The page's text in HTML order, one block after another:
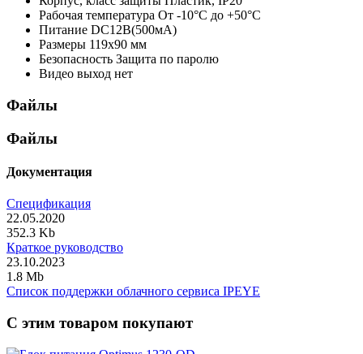
Рабочая температура От -10°С до +50°С
Питание DC12В(500мА)
Размеры 119х90 мм
Безопасность Защита по паролю
Видео выход нет
Файлы
Файлы
Документация
Спецификация
22.05.2020
352.3 Kb
Краткое руководство
23.10.2023
1.8 Mb
Список поддержки облачного сервиса IPEYE
C этим товаром покупают